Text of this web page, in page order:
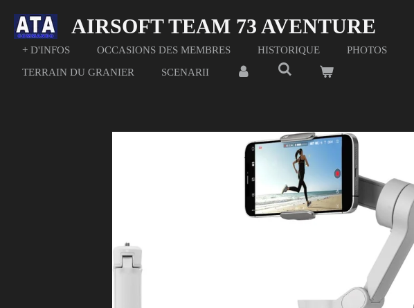
Passer
au
contenu
AIRSOFT TEAM 73 AVENTURE
+ D'INFOS OCCASIONS DES MEMBRES HISTORIQUE PHOTOS
TERRAIN DU GRANIER
SCENARII